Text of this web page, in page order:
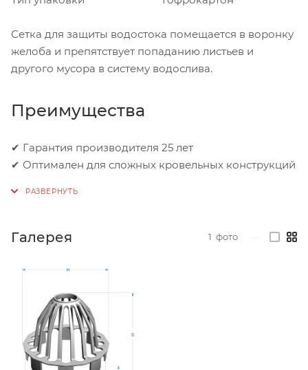
Сетка для защиты водостока помещается в воронку
желоба и препятствует попаданию листьев и
другого мусора в систему водослива.
Преимущества
✔ Гарантия производителя 25 лет
✔ Оптимален для сложных кровельных конструкций
Галерея 1 фото